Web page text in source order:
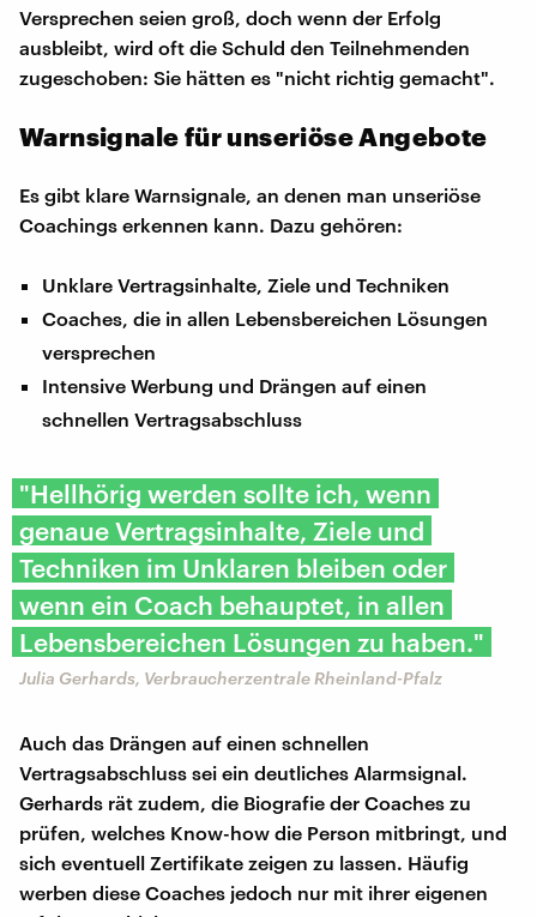
Versprechen seien groß, doch wenn der Erfolg
ausbleibt, wird oft die Schuld den Teilnehmenden
zugeschoben: Sie hätten es "nicht richtig gemacht".
Warnsignale für unseriöse Angebote
Es gibt klare Warnsignale, an denen man unseriöse
Coachings erkennen kann. Dazu gehören:
Unklare Vertragsinhalte, Ziele und Techniken
Coaches, die in allen Lebensbereichen Lösungen
versprechen
Intensive Werbung und Drängen auf einen
schnellen Vertragsabschluss
"Hellhörig werden sollte ich, wenn
genaue Vertragsinhalte, Ziele und
Techniken im Unklaren bleiben oder
wenn ein Coach behauptet, in allen
Lebensbereichen Lösungen zu haben."
Julia Gerhards, Verbraucherzentrale Rheinland-Pfalz
Auch das Drängen auf einen schnellen
Vertragsabschluss sei ein deutliches Alarmsignal.
Gerhards rät zudem, die Biografie der Coaches zu
prüfen, welches Know-how die Person mitbringt, und
sich eventuell Zertifikate zeigen zu lassen. Häufig
werben diese Coaches jedoch nur mit ihrer eigenen